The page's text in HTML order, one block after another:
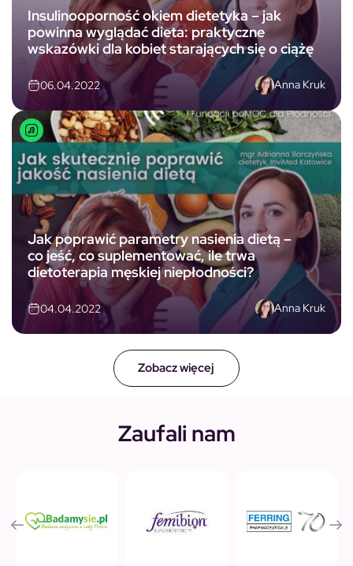
Zobacz więcej
Insulinooporność okiem dietetyka – jak
powinna wyglądać dieta: praktyczne
wskazówki dla kobiet starających się o ciążę
06.04.2022 Anna Kruk
Jak poprawić parametry nasienia dietą –
co jeść, co suplementować, ile trwa
dietoterapia męskiej niepłodności?
04.04.2022 Anna Kruk
Zaufali nam